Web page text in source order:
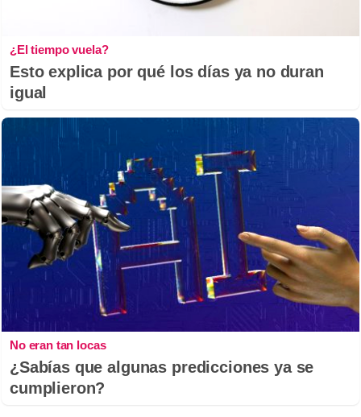
¿El tiempo vuela?
Esto explica por qué los días ya no duran
igual
No eran tan locas
¿Sabías que algunas predicciones ya se
cumplieron?